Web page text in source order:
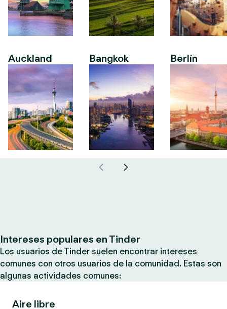
Auckland Bangkok Berlín
Intereses populares en Tinder
Los usuarios de Tinder suelen encontrar intereses
comunes con otros usuarios de la comunidad. Estas son
algunas actividades comunes:
Aire libre